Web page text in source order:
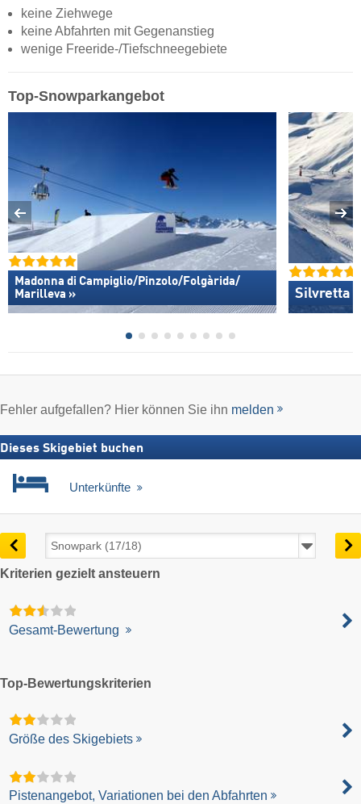
keine Ziehwege
keine Abfahrten mit Gegenanstieg
wenige Freeride-/Tiefschneegebiete
Top-Snowparkangebot
Madonna di Campiglio/​Pinzolo/​Folgàrida/​
Marilleva »
Silvretta
Fehler aufgefallen? Hier können Sie ihn melden
Dieses Skigebiet buchen
Unterkünfte
Kriterien gezielt ansteuern
Gesamt-Bewertung
Top-Bewertungskriterien
Größe des Skigebiets
Pistenangebot, Variationen bei den Abfahrten